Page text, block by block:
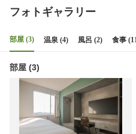
フォトギャラリー
部屋 (3) 温泉 (4) 風呂 (2) 食事
部屋 (3)